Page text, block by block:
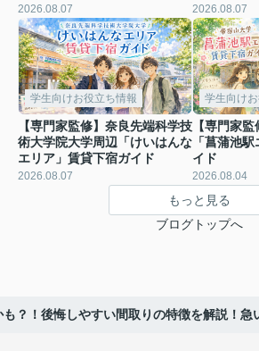
2026.08.07 2026.08.07
学生向けお役立ち情報
【専門家監修】奈良先端科学技
術大学院大学周辺「けいはんな
エリア」賃貸下宿ガイド
2026.08.07
学生向け
【専門家
「菖蒲池
イド
2026.08.04
もっと見る
ブログトップへ
？！後悔しやすい間取りの特徴を解説！急